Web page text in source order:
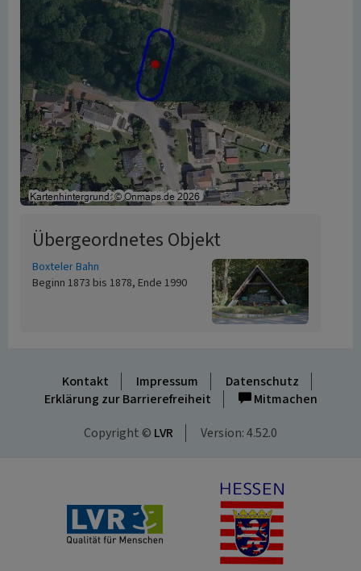
Übergeordnetes Objekt
Boxteler Bahn
Beginn 1873 bis 1878, Ende 1990
Kontakt Impressum
Datenschutz
Erklärung zur Barrierefreiheit
Mitmachen
Copyright © LVR Version: 4.52.0